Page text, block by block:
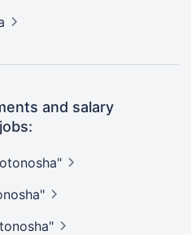
and salary